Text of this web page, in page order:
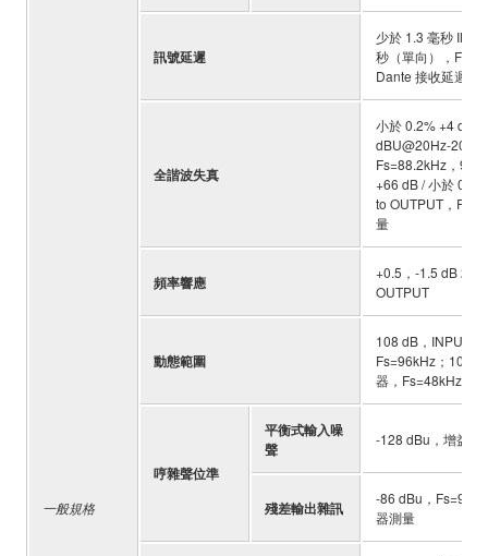
一般規格
訊號延遲
少於 1.3 毫秒
秒（單向），
Dante 接收延遲設
全諧波失真
小於 0.2% +4
dBU@20Hz-
Fs=88.2kHz，
+66 dB / 小於
to OUTPUT，
量
頻率響應
+0.5，-1.5 dB
OUTPUT
動態範圍
108 dB，INPUT
Fs=96kHz；108
器，Fs=48kHz
哼雜聲位準
平衡式輸入噪
聲
-128 dBu，增益
殘差輸出雜訊
-86 dBu，
器測量